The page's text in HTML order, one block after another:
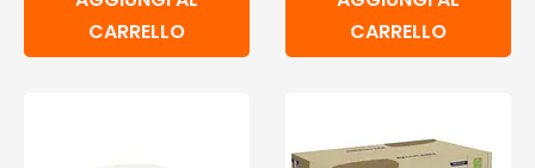
CARRELLO
CARRELLO